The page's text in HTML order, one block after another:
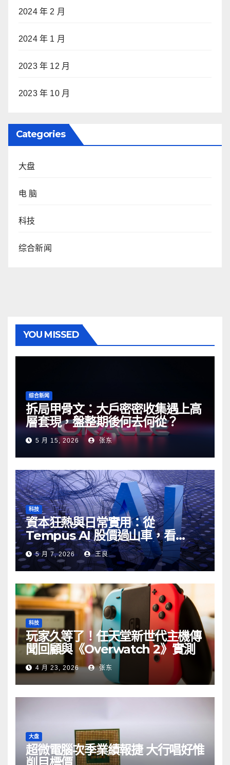
2024 年 2 月
2024 年 1 月
2023 年 12 月
2023 年 10 月
Categories
大盘
电 脑
科技
综合新闻
YOU MISSED
综合新闻
拆局甲骨文：大戶密密收集遇上高
層套現，盤整期後何去何從？
5 月 15, 2026 张东
科技
資本狂熱與日常實用：從
Tempus AI 股價過山車，看
Google AI 搜尋的真實伏位與妙用
5 月 7, 2026 王良
科技
玩家久等了！任天堂新世代主機傳
聞回顧與《Overwatch 2》實測
4 月 23, 2026 张东
大盘
超微電腦次季業績報捷 大行唱好惟